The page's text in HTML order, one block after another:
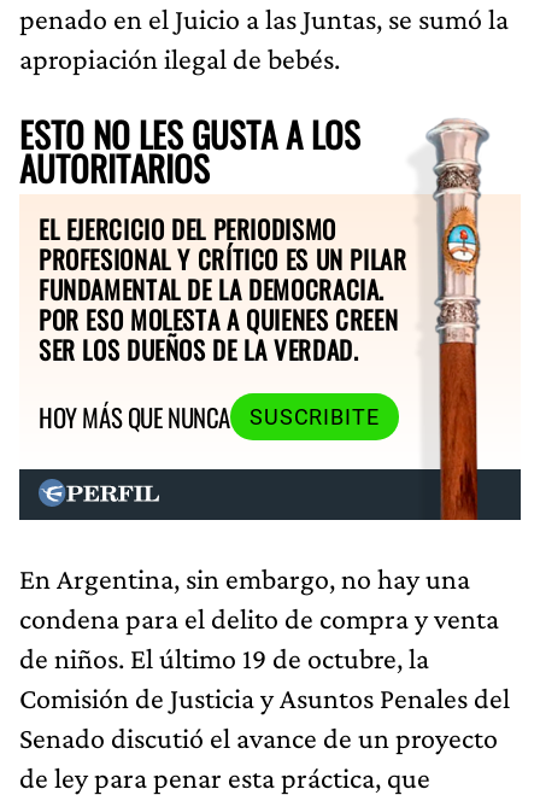
penado en el Juicio a las Juntas, se sumó la
apropiación ilegal de bebés.
ESTO NO LES GUSTA A LOS
AUTORITARIOS
EL EJERCICIO DEL PERIODISMO
PROFESIONAL Y CRÍTICO ES UN PILAR
FUNDAMENTAL DE LA DEMOCRACIA.
POR ESO MOLESTA A QUIENES CREEN
SER LOS DUEÑOS DE LA VERDAD.
HOY MÁS QUE NUNCA
SUSCRIBITE
En Argentina, sin embargo, no hay una
condena para el delito de compra y venta
de niños. El último 19 de octubre, la
Comisión de Justicia y Asuntos Penales del
Senado discutió el avance de un proyecto
de ley para penar esta práctica, que